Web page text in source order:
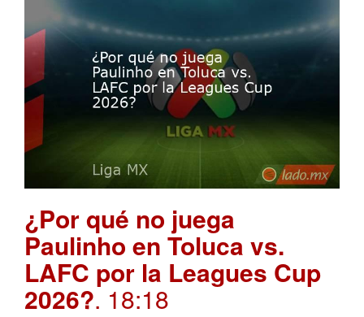
¿Por qué no juega
Paulinho en Toluca vs.
LAFC por la Leagues Cup
2026?. 18:18